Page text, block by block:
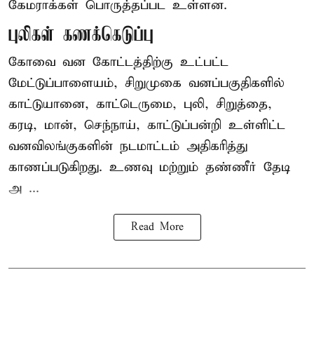
கேமராக்கள் பொருத்தப்பட உள்ளன.
புலிகள் கணக்கெடுப்பு
கோவை வன கோட்டத்திற்கு உட்பட்ட
மேட்டுப்பாளையம், சிறுமுகை வனப்பகுதிகளில்
காட்டுயானை, காட்டெருமை, புலி, சிறுத்தை,
கரடி, மான், செந்நாய், காட்டுப்பன்றி உள்ளிட்ட
வனவிலங்குகளின் நடமாட்டம் அதிகரித்து
காணப்படுகிறது. உணவு மற்றும் தண்ணீர் தேடி
அ ...
Read More